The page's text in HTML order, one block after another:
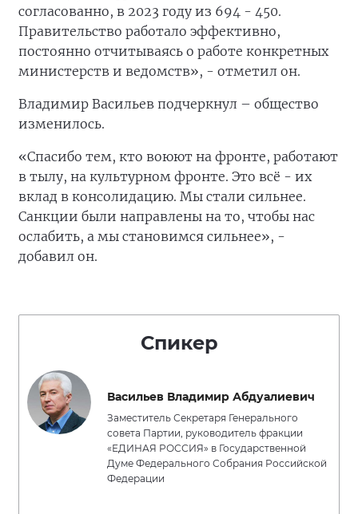
согласованно, в 2023 году из 694 - 450.
Правительство работало эффективно,
постоянно отчитываясь о работе конкретных
министерств и ведомств», - отметил он.
Владимир Васильев подчеркнул – общество
изменилось.
«Спасибо тем, кто воюют на фронте, работают
в тылу, на культурном фронте. Это всё - их
вклад в консолидацию. Мы стали сильнее.
Санкции были направлены на то, чтобы нас
ослабить, а мы становимся сильнее», -
добавил он.
Спикер
Васильев Владимир Абдуалиевич
Заместитель Секретаря Генерального
совета Партии, руководитель фракции
«ЕДИНАЯ РОССИЯ» в Государственной
Думе Федерального Собрания Российской
Федерации